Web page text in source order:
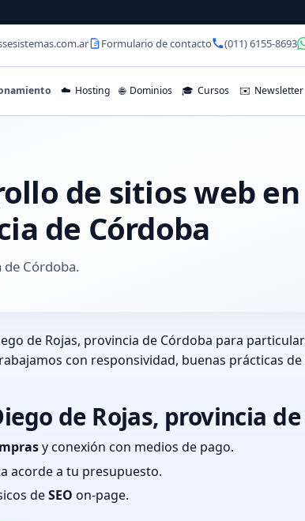
Formulario de contacto (011) 6155-8693
☁️ Hosting 🌐 Dominios 🎓 Cursos ✉️ Newsletter
de sitios web en
de Córdoba
de Córdoba.
de Rojas, provincia de Córdoba para
con responsividad, buenas prácticas de
de Rojas, provincia
y conexión con medios de pago.
acorde a tu presupuesto.
deSEO on-page.